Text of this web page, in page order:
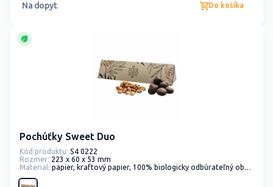
Na dopyt Do košíka
Pochúťky Sweet Duo
Kód produktu: S4 0222
Rozmer: 223 x 60 x 53 mm
Material: papier, kraftový papier, 100% biologicky odbúrateľný obal, fólia